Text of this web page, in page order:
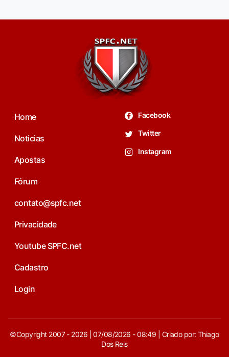
Home
Noticias
Apostas
Fórum
contato@spfc.net
Privacidade
Youtube SPFC.net
Cadastro
Login
Facebook
Twitter
Instagram
©Copyright 2007 - 2026 | 07/08/2026 - 08:49 | Criado por: Thiago
Dos Reis